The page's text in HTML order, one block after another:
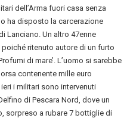
dell’Arma fuori casa senza
ha disposto la carcerazione
Lanciano. Un altro 47enne
ritenuto autore di un furto
di mare’. L’uomo si sarebbe
contenente mille euro
i militari sono intervenuti
di Pescara Nord, dove un
sorpreso a rubare 7 bottiglie di